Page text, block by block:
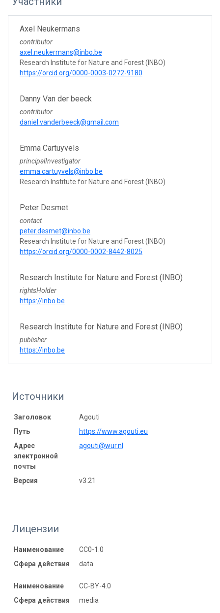
Axel Neukermans
contributor
axel.neukermans@inbo.be
Research Institute for Nature and Forest (INBO)
https://orcid.org/0000-0003-0272-9180
Danny Van der beeck
contributor
daniel.vanderbeeck@gmail.com
Emma Cartuyvels
principalInvestigator
emma.cartuyvels@inbo.be
Research Institute for Nature and Forest (INBO)
Peter Desmet
contact
peter.desmet@inbo.be
Research Institute for Nature and Forest (INBO)
https://orcid.org/0000-0002-8442-8025
Research Institute for Nature and Forest (INBO)
rightsHolder
https://inbo.be
Research Institute for Nature and Forest (INBO)
publisher
https://inbo.be
Источники
Заголовок
Agouti
Путь
https://www.agouti.eu
Адрес
электронной
почты
agouti@wur.nl
Версия v3.21
Лицензии
Наименование
CC0-1.0
Сфера действия
data
Наименование
CC-BY-4.0
Сфера действия
media